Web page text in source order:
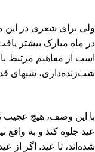
ولى براى شعرى در این
در ماه مبارک بیشتر
است از مفاهیم مرتبط
شب‏‌زنده‏‌دارى، شبهاى
با این وصف، هیچ عجیب
عید جلوه کند و به واقع
شده‏‌اند، تا عید. اگر از